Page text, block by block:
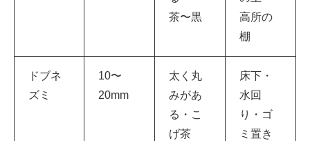
茶〜黒
高所の
棚
ドブネ
ズミ
10〜
20mm
太く丸
みがあ
る・こ
げ茶
床下・
水回
り・ゴ
ミ置き